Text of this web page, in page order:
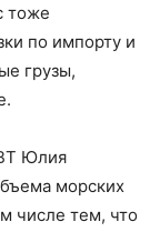
тоже
по импорту и
грузы,
Юлия
морских
числе тем, что